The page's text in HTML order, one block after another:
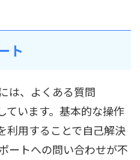
ト
は、よくある質問
ています。基本的な操作
利用することで自己解決
ートへの問い合わせが不